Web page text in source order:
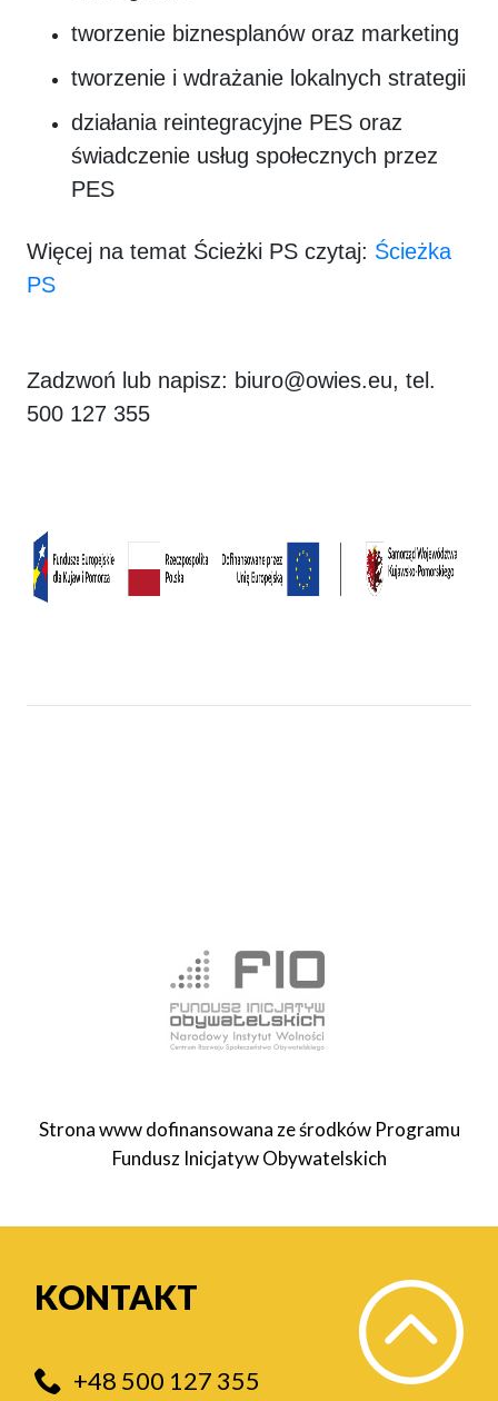
tworzenie biznesplanów oraz marketing
tworzenie i wdrażanie lokalnych strategii
działania reintegracyjne PES oraz
świadczenie usług społecznych przez
PES
Więcej na temat Ścieżki PS czytaj: Ścieżka
PS
Zadzwoń lub napisz: biuro@owies.eu, tel.
500 127 355
Strona www dofinansowana ze środków Programu
Fundusz Inicjatyw Obywatelskich
KONTAKT
+48 500 127 355